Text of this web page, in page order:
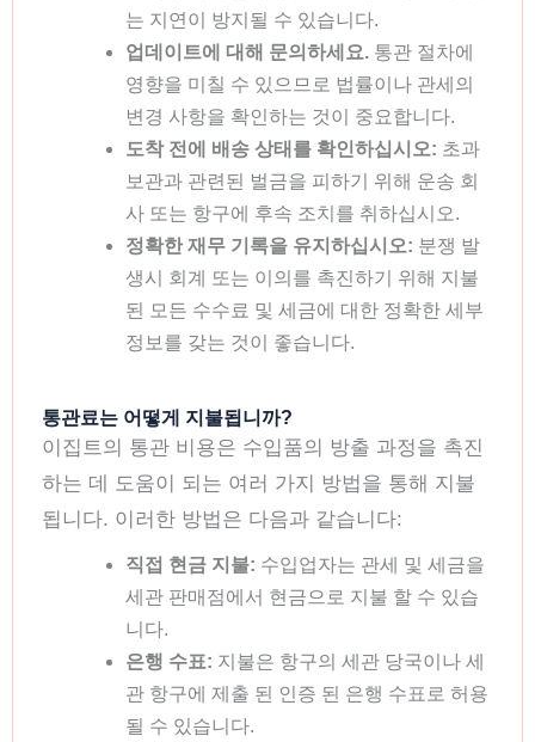
는 지연이 방지될 수 있습니다.
업데이트에 대해 문의하세요.통관 절차에
영향을 미칠 수 있으므로 법률이나 관세의
변경 사항을 확인하는 것이 중요합니다.
도착 전에 배송 상태를 확인하십시오: 초과
보관과 관련된 벌금을 피하기 위해 운송 회
사 또는 항구에 후속 조치를 취하십시오.
정확한 재무 기록을 유지하십시오: 분쟁 발
생시 회계 또는 이의를 촉진하기 위해 지불
된 모든 수수료 및 세금에 대한 정확한 세부
정보를 갖는 것이 좋습니다.
통관료는 어떻게 지불됩니까?
이집트의 통관 비용은 수입품의 방출 과정을 촉진
하는 데 도움이 되는 여러 가지 방법을 통해 지불
됩니다. 이러한 방법은 다음과 같습니다:
직접 현금 지불: 수입업자는 관세 및 세금을
세관 판매점에서 현금으로 지불 할 수 있습
니다.
은행 수표: 지불은 항구의 세관 당국이나 세
관 항구에 제출 된 인증 된 은행 수표로 허용
될 수 있습니다.